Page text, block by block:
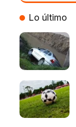
VIVO
Lo último